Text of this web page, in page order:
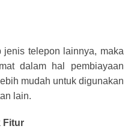
jenis telepon lainnya, maka
dalam hal pembiayaan
mudah untuk digunakan
lain.
Fitur